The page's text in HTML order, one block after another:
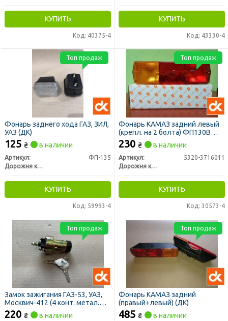
КУПИТЬ
Код: 40375-4
КУПИТЬ
Код: 43330-4
Фонарь заднего хода ГАЗ, ЗИЛ,
УАЗ (ДК)
125 ₴ в наличии
Артикул:
ФП-135
Дорожня карта
КУПИТЬ
Код: 59993-4
Топ продаж
Фонарь КАМАЗ задний левый
(крепл. на 2 болта) ФП130В
(нов. обр.) 24В (ДК)
230 ₴ в наличии
Артикул:
5320-3716011
Дорожня карта
КУПИТЬ
Код: 30573-4
Топ продаж
Замок зажигания ГАЗ-53, УАЗ,
Москвич-412 (4 конт. метал.
корпус) (ДК)
220 ₴ в наличии
Топ продаж
Фонарь КАМАЗ задний
(правый+левый) (ДК)
485 ₴ в наличии
Топ продаж